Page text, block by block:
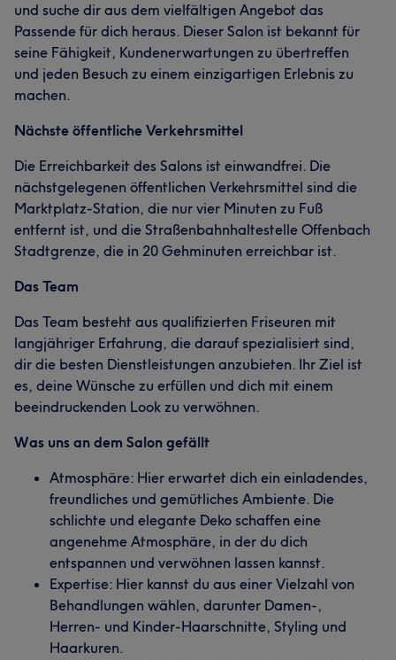
Professionell 13 Sympathisch 9 Herzlich 8
Freundlich 6
und suche dir aus dem vielfältigen Angebot das
Passende für dich heraus. Dieser Salon ist bekannt für
seine Fähigkeit, Kundenerwartungen zu übertreffen
und jeden Besuch zu einem einzigartigen Erlebnis zu
machen.
Nächste öffentliche Verkehrsmittel
Die Erreichbarkeit des Salons ist einwandfrei. Die
nächstgelegenen öffentlichen Verkehrsmittel sind die
Marktplatz-Station, die nur vier Minuten zu Fuß
entfernt ist, und die Straßenbahnhaltestelle Offenbach
Stadtgrenze, die in 20 Gehminuten erreichbar ist.
Das Team
Das Team besteht aus qualifizierten Friseuren mit
langjähriger Erfahrung, die darauf spezialisiert sind,
dir die besten Dienstleistungen anzubieten. Ihr Ziel ist
es, deine Wünsche zu erfüllen und dich mit einem
beeindruckenden Look zu verwöhnen.
Was uns an dem Salon gefällt
Atmosphäre: Hier erwartet dich ein einladendes,
freundliches und gemütliches Ambiente. Die
schlichte und elegante Deko schaffen eine
angenehme Atmosphäre, in der du dich
entspannen und verwöhnen lassen kannst.
Expertise: Hier kannst du aus einer Vielzahl von
Behandlungen wählen, darunter Damen-,
Herren- und Kinder-Haarschnitte, Styling und
Haarkuren.